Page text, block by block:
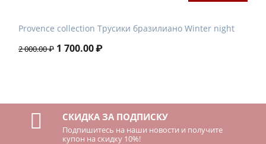
Provence collection Трусики бразилиано Winter night
2 000.00₽ 1 700.00₽
СКИДКА ЗА ПОДПИСКУ
Подпишитесь на наши новости и получите
купон на скидку 10%!